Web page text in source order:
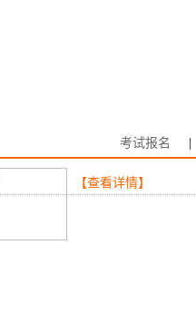
考试报名
【查看详情】